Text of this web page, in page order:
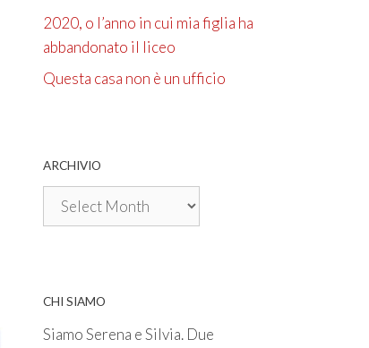
2020, o l’anno in cui mia figlia ha
abbandonato il liceo
Questa casa non è un ufficio
ARCHIVIO
Archivio
CHI SIAMO
Siamo Serena e Silvia. Due